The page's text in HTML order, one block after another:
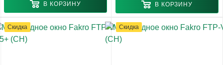
В КОРЗИНУ В КОРЗИНУ
Скидка Скидка